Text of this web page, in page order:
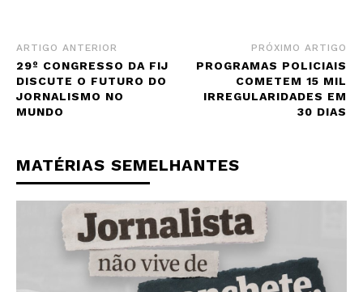
ARTIGO ANTERIOR
29º CONGRESSO DA FIJ
DISCUTE O FUTURO DO
JORNALISMO NO
MUNDO
PRÓXIMO ARTIGO
PROGRAMAS POLICIAIS
COMETEM 15 MIL
IRREGULARIDADES EM
30 DIAS
MATÉRIAS SEMELHANTES